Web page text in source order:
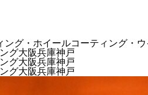
ング・ホイールコーティング・